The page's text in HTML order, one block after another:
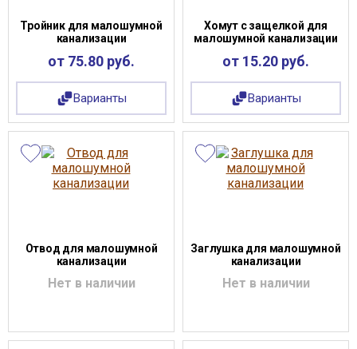
Тройник для малошумной
канализации
от 75.80 руб.
Варианты
Хомут с защелкой для
малошумной канализации
от 15.20 руб.
Варианты
Отвод для малошумной
канализации
Нет в наличии
Заглушка для малошумной
канализации
Нет в наличии